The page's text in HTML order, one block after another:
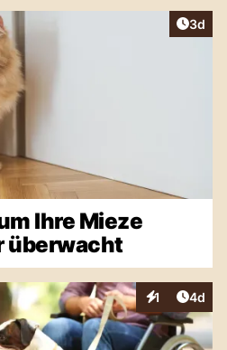
3d
Ihre Mieze
überwacht
1
Interaktionen
4d